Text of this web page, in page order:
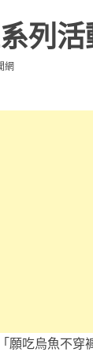
列
網
願吃烏魚不